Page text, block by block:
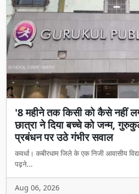
'8 महीने तक किसी को कैसे नहीं
छात्रा ने दिया बच्चे को जन्म,
प्रबंधन पर उठे गंभीर सवाल
कवर्धा। कबीरधाम जिले के एक निजी आवासीय
पढ़ने...
Aug 06, 2026